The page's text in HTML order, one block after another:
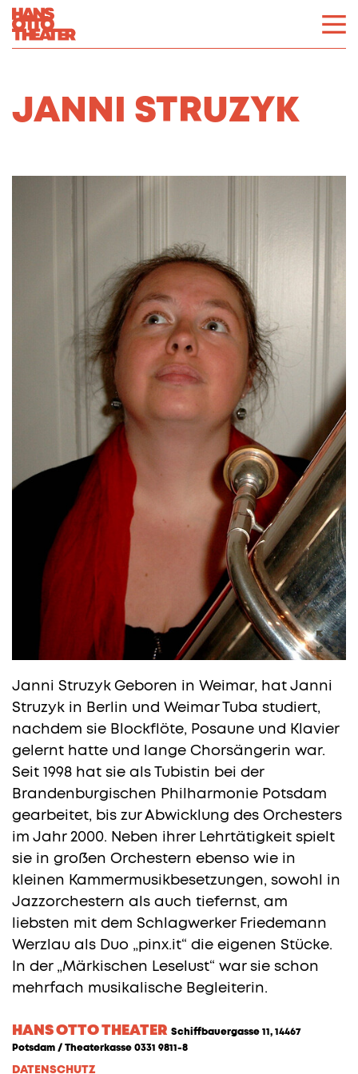
JANNI STRUZYK
Janni Struzyk Geboren in Weimar, hat Janni
Struzyk in Berlin und Weimar Tuba studiert,
nachdem sie Blockflöte, Posaune und Klavier
gelernt hatte und lange Chorsängerin war.
Seit 1998 hat sie als Tubistin bei der
Brandenburgischen Philharmonie Potsdam
gearbeitet, bis zur Abwicklung des Orchesters
im Jahr 2000. Neben ihrer Lehrtätigkeit spielt
sie in großen Orchestern ebenso wie in
kleinen Kammermusikbesetzungen, sowohl in
Jazzorchestern als auch tiefernst, am
liebsten mit dem Schlagwerker Friedemann
Werzlau als Duo „pinx.it“ die eigenen Stücke.
In der „Märkischen Leselust“ war sie schon
mehrfach musikalische Begleiterin.
HANS OTTO THEATER Schiffbauergasse 11, 14467
Potsdam / Theaterkasse 0331 9811-8
DATENSCHUTZ